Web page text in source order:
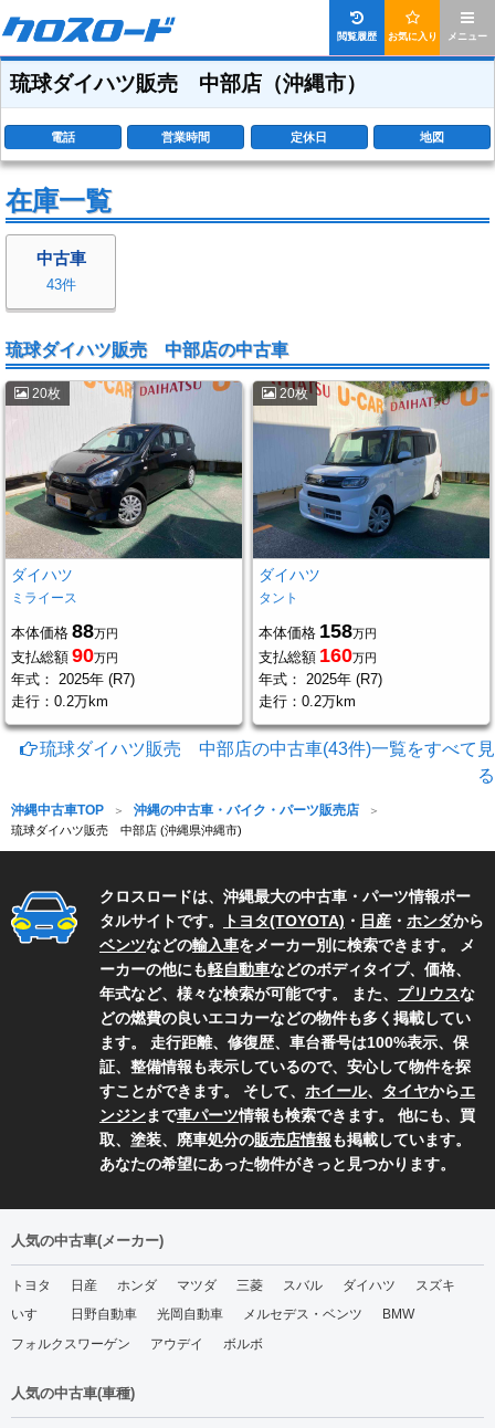
メニュー
お気に入り
閲覧履歴
琉球ダイハツ販売 中部店 （沖縄市）
電話 営業時間 定休日 地図
在庫一覧
中古車
43件
琉球ダイハツ販売 中部店の中古車
20枚
ダイハツ
ミライース
本体価格 88万円
支払総額 90万円
年式：
2025年 (R7)
走行：0.2万km
20枚
ダイハツ
タント
本体価格 158万円
支払総額 160万円
年式：
2025年 (R7)
走行：0.2万km
琉球ダイハツ販売 中部店の中古車(43件)一覧をすべて見
る
沖縄中古車TOP 沖縄の中古車・バイク・パーツ販売店
琉球ダイハツ販売 中部店 (沖縄県沖縄市)
クロスロードは、沖縄最大の中古車・パーツ情報ポー
タルサイトです。
トヨタ(TOYOTA) ・ 日産 ・ ホンダから
ベンツなどの輸入車をメーカー別に検索できます。 メ
ーカーの他にも軽自動車などのボディタイプ、価格、
年式など、様々な検索が可能です。 また、 プリウスな
どの燃費の良いエコカーなどの物件も多く掲載してい
ます。 走行距離、修復歴、車台番号は100%表示、保
証、整備情報も表示しているので、安心して物件を探
すことができます。 そして、 ホイール、 タイヤからエ
ンジンまで車パーツ情報も検索できます。 他にも、買
取、塗装、廃車処分の販売店情報も掲載しています。
あなたの希望にあった物件がきっと見つかります。
人気の中古車(メーカー)
トヨタ 日産 ホンダ マツダ 三菱 スバル ダイハツ
スズキ
いすゞ
日野自動車 光岡自動車 メルセデス・ベンツ
BMW
フォルクスワーゲン
アウデイ ボルボ
人気の中古車(車種)